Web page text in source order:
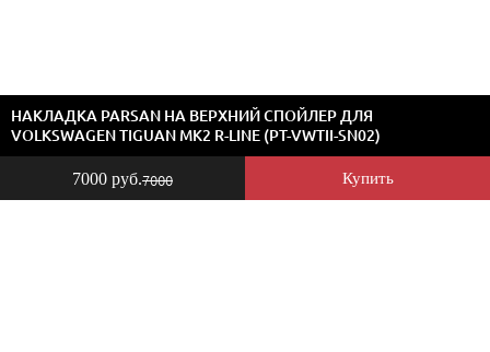
7000 руб.7000 Купить
НАКЛАДКА PARSAN НА ВЕРХНИЙ СПОЙЛЕР ДЛЯ
VOLKSWAGEN TIGUAN MK2 R-LINE (PT-VWTII-SN02)